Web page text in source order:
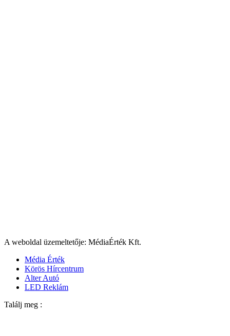
A weboldal üzemeltetője: MédiaÉrték Kft.
Média Érték
Körös Hírcentrum
Alter Autó
LED Reklám
Találj meg :